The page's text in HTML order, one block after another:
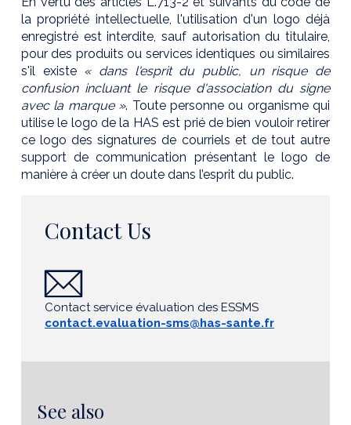
la propriété intellectuelle, l'utilisation d'un logo déjà
enregistré est interdite, sauf autorisation du titulaire,
pour des produits ou services identiques ou similaires
s'il existe « dans l'esprit du public, un risque de
confusion incluant le risque d'association du signe
avec la marque ». Toute personne ou organisme qui
utilise le logo de la HAS est prié de bien vouloir retirer
ce logo des signatures de courriels et de tout autre
support de communication présentant le logo de
manière à créer un doute dans l’esprit du public.
Contact Us
Contact service évaluation des ESSMS
contact.evaluation-sms@has-sante.fr
See also